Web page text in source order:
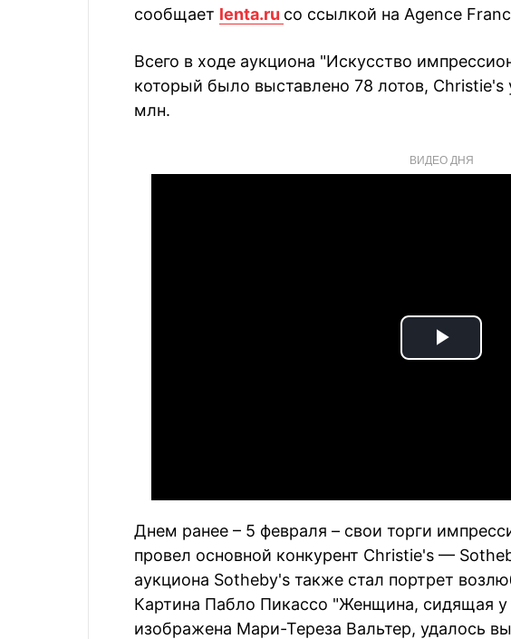
сообщает lenta.ru со ссылкой на Agence
Всего в ходе аукциона "Искусство
который было выставлено 78 лотов, Christie's
млн.
ВИДЕО ДНЯ
Play
Днем ранее – 5 февраля – свои торги
провел основной конкурент Christie's —
аукциона Sotheby's также стал портрет
Картина Пабло Пикассо "Женщина, сидящая у
изображена Мари-Тереза Вальтер, удалось